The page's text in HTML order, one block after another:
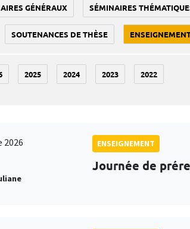
GÉNÉRAUX SÉMINAIRES
SOUTENANCES DE THÈSE
2025 2024 2023 2022
2026
ENSEIGNEMENT
Journée de